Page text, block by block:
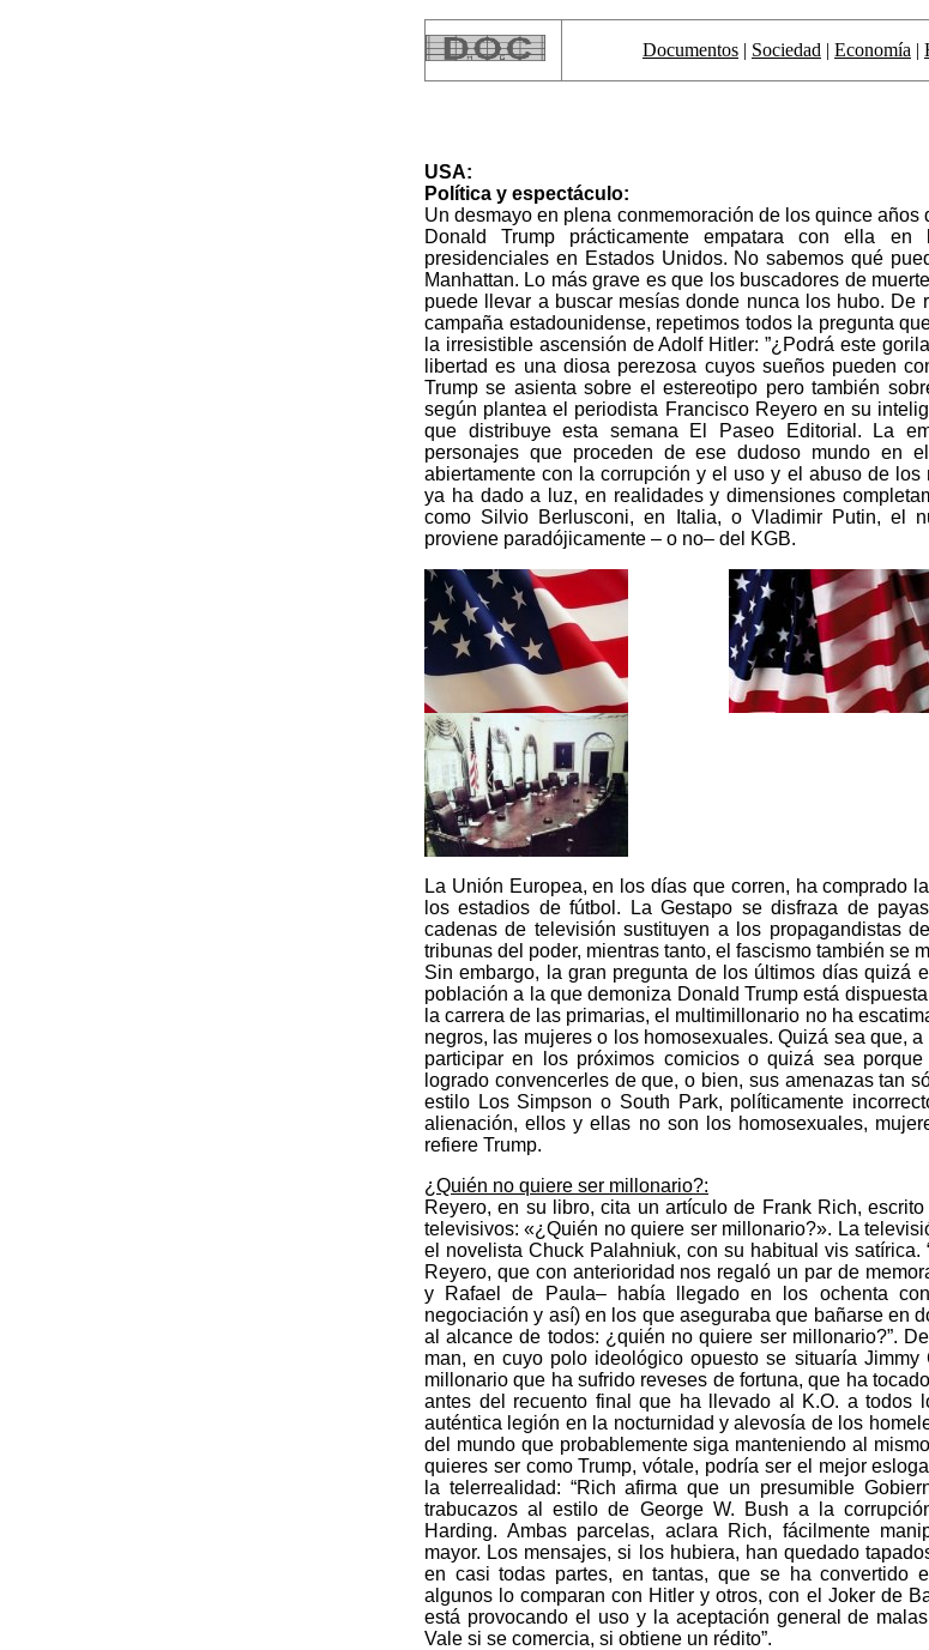
Documentos | Sociedad | Economía |
USA:
Política y espectáculo:
Un desmayo en plena conmemoración de los quince
Donald Trump prácticamente empatara con ella
presidenciales en Estados Unidos. No sabemos qué
Manhattan. Lo más grave es que los buscadores de
puede llevar a buscar mesías donde nunca los hubo. De
campaña estadounidense, repetimos todos la pregunta
la irresistible ascensión de Adolf Hitler: ”¿Podrá este
libertad es una diosa perezosa cuyos sueños pueden
Trump se asienta sobre el estereotipo pero también
según plantea el periodista Francisco Reyero en su
que distribuye esta semana El Paseo Editorial. La
personajes que proceden de ese dudoso mundo en
abiertamente con la corrupción y el uso y el abuso de los
ya ha dado a luz, en realidades y dimensiones
como Silvio Berlusconi, en Italia, o Vladimir Putin, el
proviene paradójicamente – o no– del KGB.
La Unión Europea, en los días que corren, ha comprado
los estadios de fútbol. La Gestapo se disfraza de
cadenas de televisión sustituyen a los propagandistas
tribunas del poder, mientras tanto, el fascismo también se
Sin embargo, la gran pregunta de los últimos días quizá
población a la que demoniza Donald Trump está
la carrera de las primarias, el multimillonario no ha
negros, las mujeres o los homosexuales. Quizá sea que,
participar en los próximos comicios o quizá sea
logrado convencerles de que, o bien, sus amenazas tan
estilo Los Simpson o South Park, políticamente
alienación, ellos y ellas no son los homosexuales,
refiere Trump.
¿Quién no quiere ser millonario?:
Reyero, en su libro, cita un artículo de Frank Rich,
televisivos: «¿Quién no quiere ser millonario?». La
el novelista Chuck Palahniuk, con su habitual vis satírica.
Reyero, que con anterioridad nos regaló un par de
y Rafael de Paula– había llegado en los ochenta
negociación y así) en los que aseguraba que bañarse en
al alcance de todos: ¿quién no quiere ser millonario?”.
man, en cuyo polo ideológico opuesto se situaría Jimmy
millonario que ha sufrido reveses de fortuna, que ha
antes del recuento final que ha llevado al K.O. a todos
auténtica legión en la nocturnidad y alevosía de los
del mundo que probablemente siga manteniendo al
quieres ser como Trump, vótale, podría ser el mejor
la telerrealidad: “Rich afirma que un presumible
trabucazos al estilo de George W. Bush a la
Harding. Ambas parcelas, aclara Rich, fácilmente
mayor. Los mensajes, si los hubiera, han quedado
en casi todas partes, en tantas, que se ha convertido
algunos lo comparan con Hitler y otros, con el Joker de
está provocando el uso y la aceptación general de
Vale si se comercia, si obtiene un rédito”.